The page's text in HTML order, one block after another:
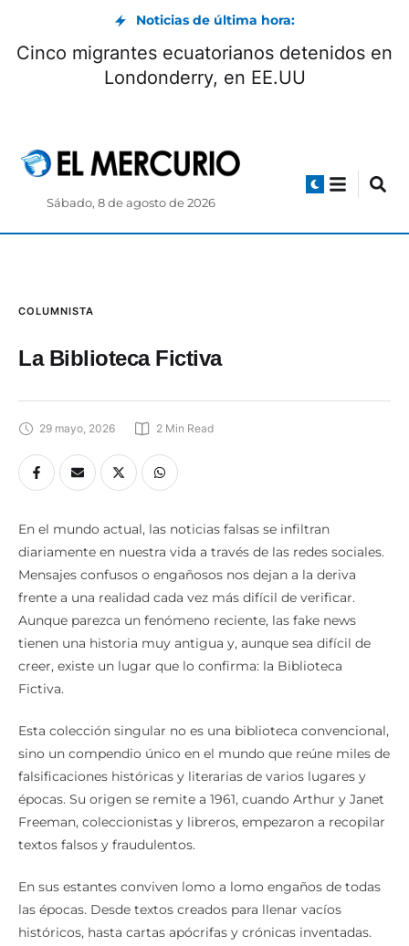
Noticias de última hora:
Cinco migrantes ecuatorianos detenidos en
Londonderry, en EE.UU
Sábado, 8 de agosto de 2026
COLUMNISTA
La Biblioteca Fictiva
29 mayo, 2026 2 Min Read
En el mundo actual, las noticias falsas se infiltran
diariamente en nuestra vida a través de las redes sociales.
Mensajes confusos o engañosos nos dejan a la deriva
frente a una realidad cada vez más difícil de verificar.
Aunque parezca un fenómeno reciente, las fake news
tienen una historia muy antigua y, aunque sea difícil de
creer, existe un lugar que lo confirma: la Biblioteca
Fictiva.
Esta colección singular no es una biblioteca convencional,
sino un compendio único en el mundo que reúne miles de
falsificaciones históricas y literarias de varios lugares y
épocas. Su origen se remite a 1961, cuando Arthur y Janet
Freeman, coleccionistas y libreros, empezaron a recopilar
textos falsos y fraudulentos.
En sus estantes conviven lomo a lomo engaños de todas
las épocas. Desde textos creados para llenar vacíos
históricos, hasta cartas apócrifas y crónicas inventadas.